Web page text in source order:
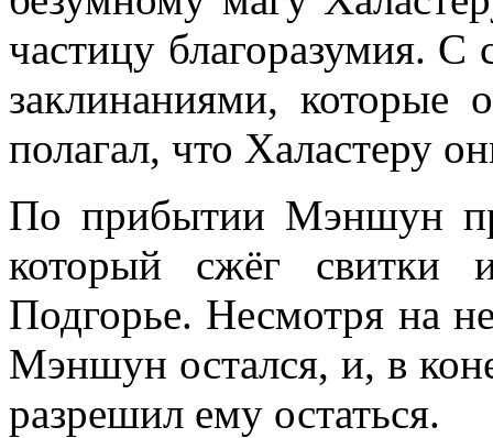
частицу благоразумия.
заклинаниями,
полагал, что Халастеру
По прибытии Мэншун
который сжёг свитки
Подгорье. Несмотря на
Мэншун остался, и, в
разрешил ему остаться.